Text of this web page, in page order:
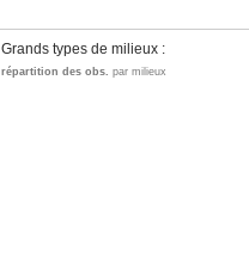
Grands types de milieux :
répartition des obs. par milieux